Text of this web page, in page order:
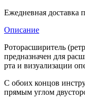
Ежедневная доставка
Описание
Роторасширитель
предназначен для
рта и визуализации
С обоих концов
прямым углом